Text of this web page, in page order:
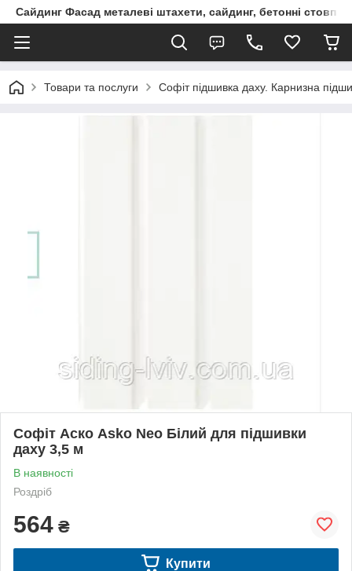
Сайдинг Фасад металеві штахети, сайдинг, бетонні
Товари та послуги Софіт підшивка даху. Карнизна
Софіт Аско Asko Neo Білий для підшивки
даху 3,5 м
В наявності
Роздріб
564 ₴
Купити